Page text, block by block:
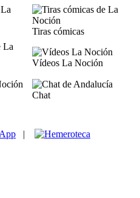
Tiras cómicas
Vídeos La Noción
Chat
|